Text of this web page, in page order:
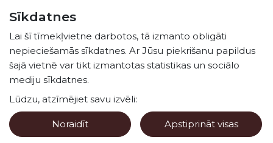
Sīkdatnes
Lai šī tīmekļvietne darbotos, tā izmanto obligāti
nepieciešamās sīkdatnes. Ar Jūsu piekrišanu papildus
šajā vietnē var tikt izmantotas statistikas un sociālo
mediju sīkdatnes.
Lūdzu, atzīmējiet savu izvēli:
Noraidīt Apstiprināt visas